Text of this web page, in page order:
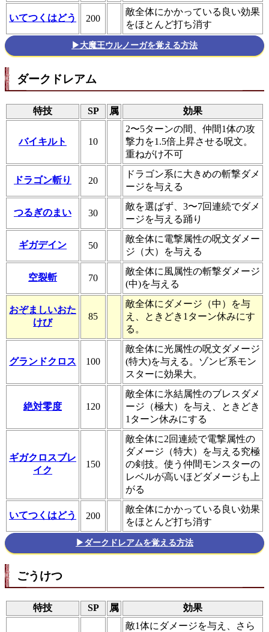
いてつくはどう 200
敵全体にかかっている良い効果
をほとんど打ち消す
▶大魔王ウルノーガを覚える方法
ダークドレアム
特技 SP 属 効果
バイキルト 10
2〜5ターンの間、仲間1体の攻
撃力を1.5倍上昇させる呪文。
重ねがけ不可
ドラゴン斬り 20
ドラゴン系に大きめの斬撃ダメ
ージを与える
つるぎのまい 30
敵を選ばず、3〜7回連続でダメ
ージを与える踊り
ギガデイン 50
敵全体に電撃属性の呪文ダメー
ジ（大）を与える
空裂斬 70
敵全体に風属性の斬撃ダメージ
(中)を与える
おぞましいおた
けび
85
敵全体にダメージ（中）を与
え、ときどき1ターン休みにす
る。
グランドクロス 100
敵全体に光属性の呪文ダメージ
(特大)を与える。ゾンビ系モン
スターに効果大。
絶対零度 120
敵全体に氷結属性のブレスダメ
ージ（極大）を与え、ときどき
1ターン休みにする
ギガクロスブレ
イク
150
敵全体に2回連続で電撃属性の
ダメージ（特大）を与える究極
の剣技。使う仲間モンスターの
レベルが高いほどダメージも上
がる
いてつくはどう 200
敵全体にかかっている良い効果
をほとんど打ち消す
▶ダークドレアムを覚える方法
ごうけつ
特技 SP 属 効果
敵1体にダメージを与え、さら